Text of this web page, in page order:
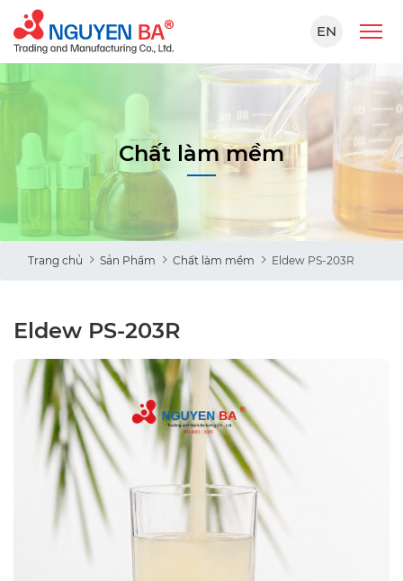
EN
Chất làm mềm
Trang chủ Sản Phẩm Chất làm mềm Eldew PS-203R
Eldew PS-203R